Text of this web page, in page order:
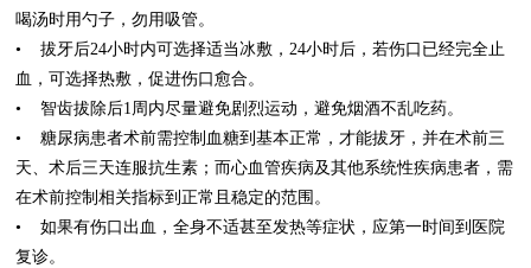
喝汤时用勺子，勿用吸管。
• 拔牙后24小时内可选择适当冰敷，24小时后，若伤口已经完全止
血，可选择热敷，促进伤口愈合。
• 智齿拔除后1周内尽量避免剧烈运动，避免烟酒不乱吃药。
• 糖尿病患者术前需控制血糖到基本正常，才能拔牙，并在术前三
天、术后三天连服抗生素；而心血管疾病及其他系统性疾病患者，需
在术前控制相关指标到正常且稳定的范围。
• 如果有伤口出血，全身不适甚至发热等症状，应第一时间到医院
复诊。